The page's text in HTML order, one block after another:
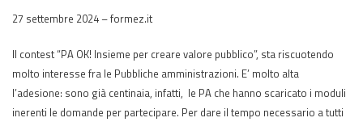
27 settembre 2024 – formez.it
Il contest “PA OK! Insieme per creare valore pubblico”, sta riscuotendo
molto interesse fra le Pubbliche amministrazioni. E’ molto alta
l’adesione: sono già centinaia, infatti, le PA che hanno scaricato i moduli
inerenti le domande per partecipare. Per dare il tempo necessario a tutti